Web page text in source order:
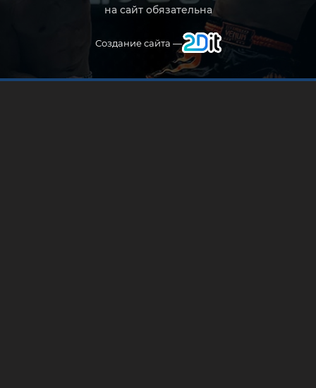
на сайт обязательна
Создание сайта —